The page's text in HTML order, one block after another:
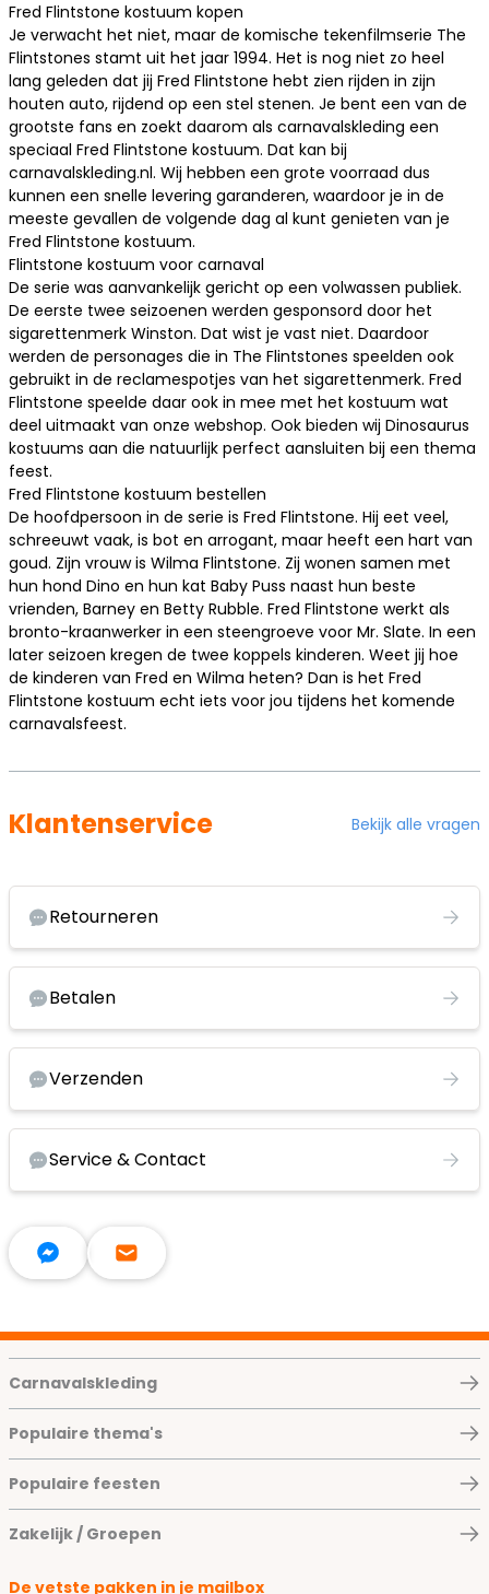
Fred Flintstone kostuum kopen
Je verwacht het niet, maar de komische tekenfilmserie The
Flintstones stamt uit het jaar 1994. Het is nog niet zo heel
lang geleden dat jij Fred Flintstone hebt zien rijden in zijn
houten auto, rijdend op een stel stenen. Je bent een van de
grootste fans en zoekt daarom als carnavalskleding een
speciaal Fred Flintstone kostuum. Dat kan bij
carnavalskleding.nl. Wij hebben een grote voorraad dus
kunnen een snelle levering garanderen, waardoor je in de
meeste gevallen de volgende dag al kunt genieten van je
Fred Flintstone kostuum.
Flintstone kostuum voor carnaval
De serie was aanvankelijk gericht op een volwassen publiek.
De eerste twee seizoenen werden gesponsord door het
sigarettenmerk Winston. Dat wist je vast niet. Daardoor
werden de personages die in The Flintstones speelden ook
gebruikt in de reclamespotjes van het sigarettenmerk. Fred
Flintstone speelde daar ook in mee met het kostuum wat
deel uitmaakt van onze webshop. Ook bieden wij Dinosaurus
kostuums aan die natuurlijk perfect aansluiten bij een thema
feest.
Fred Flintstone kostuum bestellen
De hoofdpersoon in de serie is Fred Flintstone. Hij eet veel,
schreeuwt vaak, is bot en arrogant, maar heeft een hart van
goud. Zijn vrouw is Wilma Flintstone. Zij wonen samen met
hun hond Dino en hun kat Baby Puss naast hun beste
vrienden, Barney en Betty Rubble. Fred Flintstone werkt als
bronto-kraanwerker in een steengroeve voor Mr. Slate. In een
later seizoen kregen de twee koppels kinderen. Weet jij hoe
de kinderen van Fred en Wilma heten? Dan is het Fred
Flintstone kostuum echt iets voor jou tijdens het komende
carnavalsfeest.
Klantenservice Bekijk alle vragen
Retourneren
Betalen
Verzenden
Service & Contact
Carnavalskleding
Populaire thema's
Populaire feesten
Zakelijk / Groepen
De vetste pakken in je mailbox